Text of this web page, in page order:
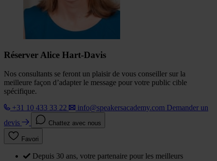
Réserver Alice Hart-Davis
Nos consultants se feront un plaisir de vous conseiller sur la
meilleure façon d’adapter le message pour votre public cible
spécifique.
+31 10 433 33 22
info@speakersacademy.com Demander un
devis
Chattez avec nous
Favori
Depuis 30 ans, votre partenaire pour les meilleurs